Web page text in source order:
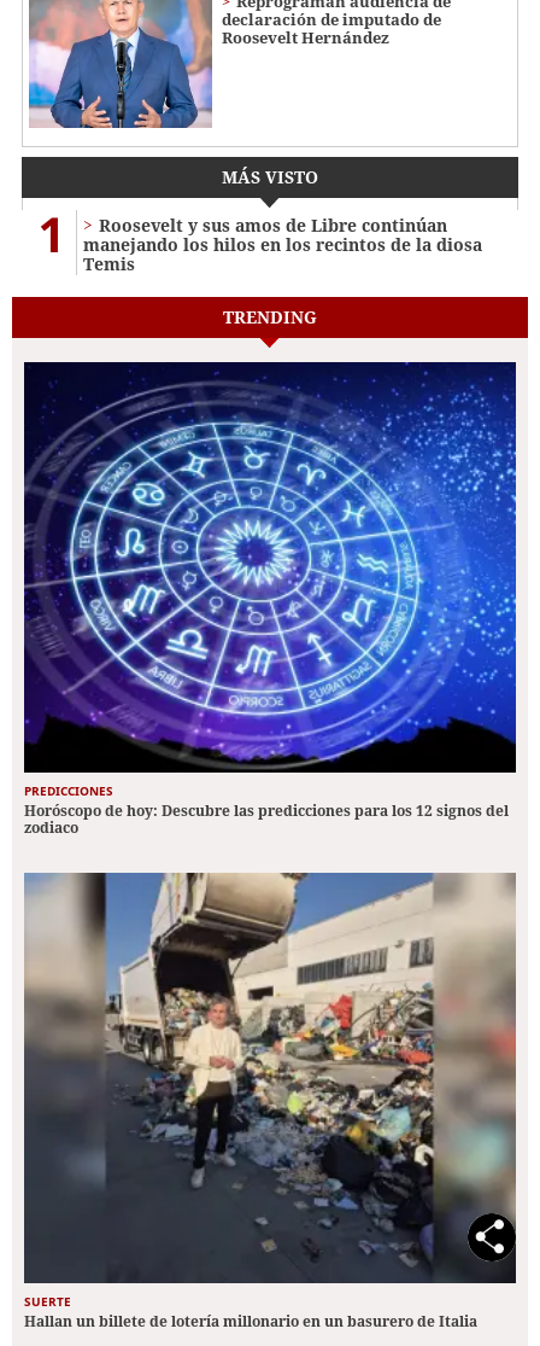
declaración de imputado de
Roosevelt Hernández
MÁS VISTO
1
Roosevelt y sus amos de Libre continúan
manejando los hilos en los recintos de la diosa
Temis
TRENDING
PREDICCIONES
Horóscopo de hoy: Descubre las predicciones para los 12 signos del
zodiaco
SUERTE
Hallan un billete de lotería millonario en un basurero de Italia